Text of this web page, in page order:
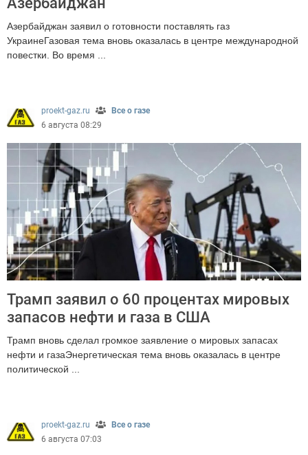
Азербайджан заявил о готовности поставлять газ
УкраинеГазовая тема вновь оказалась в центре международной
повестки. Во время ...
proekt-gaz.ru
Все о газе
6 августа 08:29
Трамп заявил о 60 процентах мировых
запасов нефти и газа в США
Трамп вновь сделал громкое заявление о мировых запасах
нефти и газаЭнергетическая тема вновь оказалась в центре
политической ...
proekt-gaz.ru
Все о газе
6 августа 07:03